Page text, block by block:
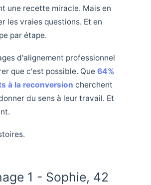
une recette miracle. Mais en
les vraies questions. Et en
par étape.
d'alignement professionnel
que c'est possible. Que 64%
à la reconversion cherchent
du sens à leur travail. Et
1 - Sophie, 42